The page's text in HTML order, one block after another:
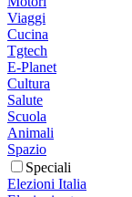
Viaggi
Cucina
Tgtech
E-Planet
Cultura
Salute
Scuola
Animali
Spazio
Speciali
Elezioni Italia